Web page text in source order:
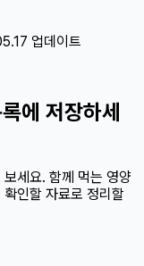
업데이트
에 저장하세
세요. 함께 먹는 영양
인할 자료로 정리할